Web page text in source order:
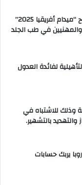
الرباط تحتضن حفل افتتاح “ميدام أفريقيا 2025”
في طب الجلد
لفائدة العدول
وذلك للاشتباه في
بالتشهير.
يربك حسابات